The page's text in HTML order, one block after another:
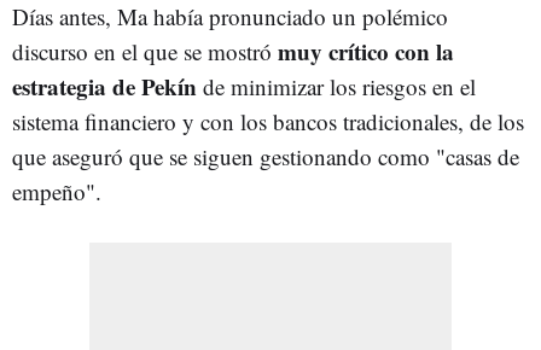
Días antes, Ma había pronunciado un polémico
discurso en el que se mostró muy crítico con la
estrategia de Pekín de minimizar los riesgos en el
sistema financiero y con los bancos tradicionales, de los
que aseguró que se siguen gestionando como "casas de
empeño".